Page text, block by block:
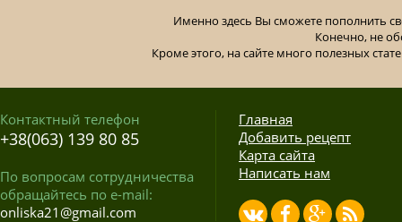
Именно здесь Вы сможете пополнить
Конечно, не
Кроме этого, на сайте много полезных
Контактный телефон
+38(063) 139 80 85
По вопросам сотрудничества
обращайтесь по e-mail:
onliska21@gmail.com
Главная
Добавить рецепт
Карта сайта
Написать нам